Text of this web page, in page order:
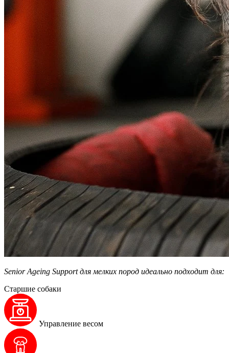
Senior Ageing Support для мелких пород идеально подходит для:
Старшие собаки
Управление весом